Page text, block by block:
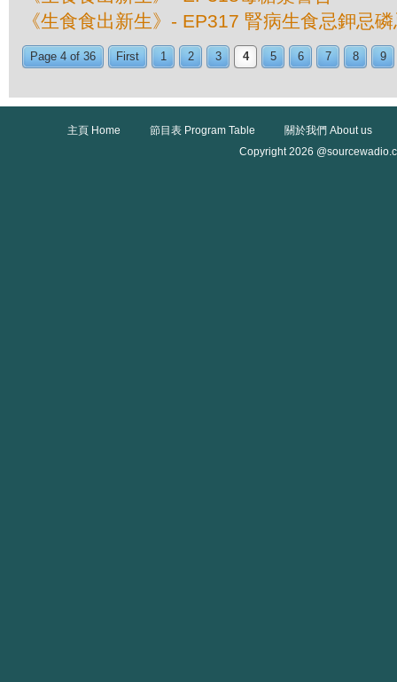
《生食食出新生》- EP317 腎病生食忌鉀忌
Page 4 of 36 First 1 2 3 4 5 6 7 8 9
主頁 Home 節目表 Program Table
關於我們 About us
Copyright 2026